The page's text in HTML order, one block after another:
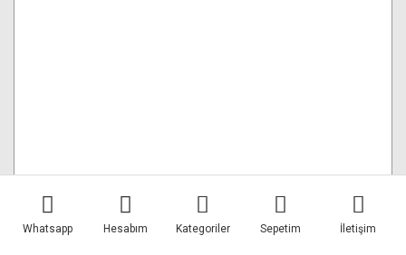
Whatsapp Hesabım Kategoriler Sepetim İletişim